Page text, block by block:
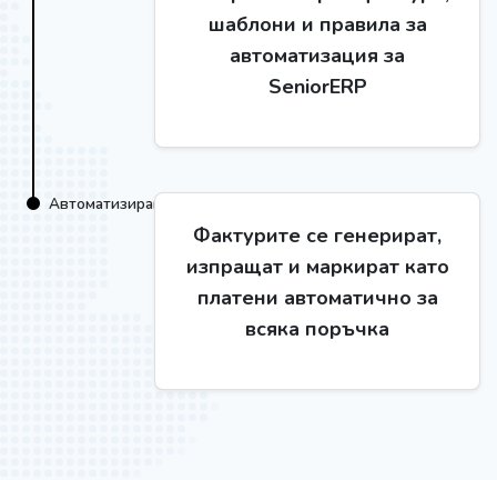
шаблони и правила за
автоматизация за
SeniorERP
Автоматизиране
Фактурите се генерират,
изпращат и маркират като
платени автоматично за
всяка поръчка